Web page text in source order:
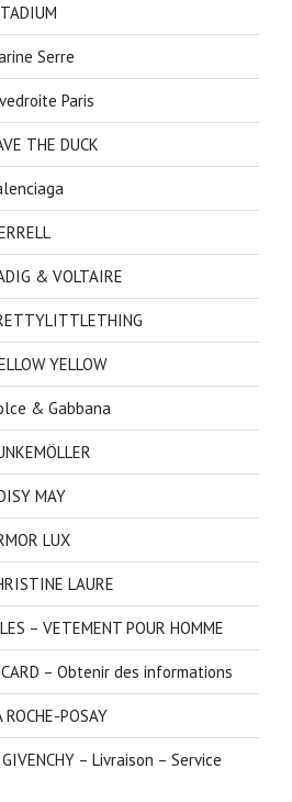
Serre
Paris
THE DUCK
& VOLTAIRE
YELLOW
& Gabbana
MAY
LUX
LAURE
– VETEMENT POUR HOMME
– Obtenir des informations
POSAY
– Livraison – Service